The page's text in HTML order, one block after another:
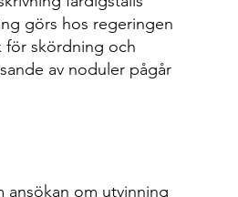
görs hos regeringen
för skördning och
av noduler pågår
ansökan om utvinning